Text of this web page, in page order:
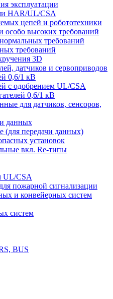
эксплуатации
HAR/UL/CSA
цепей и робототехники
особо высоких требований
требований
требований
3D
датчиков и сервоприводов
0,6/1 кВ
с одобрением UL/CSA
0,6/1 кВ
для датчиков, cенсоров,
данных
(для передачи данных)
установок
вкл. Re-типы
UL/CSA
пожарной сигнализации
и конвейерных систем
систем
BUS